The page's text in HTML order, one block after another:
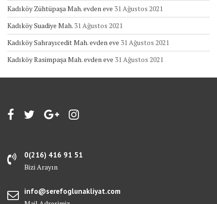
Kadıköy Zühtüpaşa Mah. evden eve 31 Ağustos 2021
Kadıköy Suadiye Mah. 31 Ağustos 2021
Kadıköy Sahrayıcedit Mah. evden eve 31 Ağustos 2021
Kadıköy Rasimpaşa Mah. evden eve 31 Ağustos 2021
0(216) 416 91 51
Bizi Arayın
info@serefoglunakliyat.com